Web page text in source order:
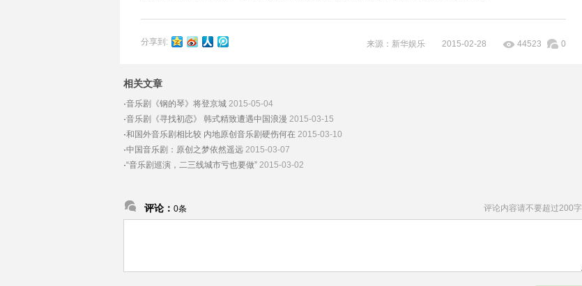
分享到: 来源：新华娱乐 2015-02-28 44523 0
相关文章
·音乐剧《钢的琴》将登京城 2015-05-04
·音乐剧《寻找初恋》 韩式精致遭遇中国浪漫 2015-03-15
·和国外音乐剧相比较 内地原创音乐剧硬伤何在 2015-03-10
·中国音乐剧：原创之梦依然遥远 2015-03-07
·“音乐剧巡演，二三线城市亏也要做” 2015-03-02
评论： 0条 评论内容请不要超过200字